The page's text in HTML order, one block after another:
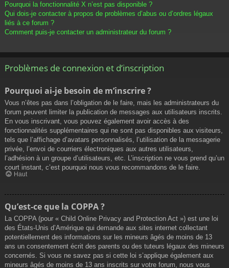
Pourquoi la fonctionnalité X n’est pas disponible ?
Qui dois-je contacter à propos de problèmes d’abus ou d’ordres légaux
liés à ce forum ?
Comment puis-je contacter un administrateur du forum ?
Problèmes de connexion et d’inscription
Pourquoi ai-je besoin de m’inscrire ?
Vous n’êtes pas dans l’obligation de le faire, mais les administrateurs du
forum peuvent limiter la publication de messages aux utilisateurs inscrits.
En vous inscrivant, vous pouvez également avoir accès à des
fonctionnalités supplémentaires qui ne sont pas disponibles aux visiteurs,
tels que l’affichage d’avatars personnalisés, l’utilisation de la messagerie
privée, l’envoi de courriers électroniques aux autres utilisateurs,
l’adhésion à un groupe d’utilisateurs, etc. L’inscription ne vous prend qu’un
court instant, c’est pourquoi nous vous recommandons de le faire.
Haut
Qu’est-ce que la COPPA ?
La COPPA (pour « Child Online Privacy and Protection Act ») est une loi
des États-Unis d’Amérique qui demande aux sites internet collectant
potentiellement des informations sur les mineurs âgés de moins de 13
ans un consentement écrit des parents ou des tuteurs légaux des mineurs
concernés. Si vous ne savez pas si cette loi s’applique également aux
mineurs âgés de moins de 13 ans inscrits sur votre forum, nous vous